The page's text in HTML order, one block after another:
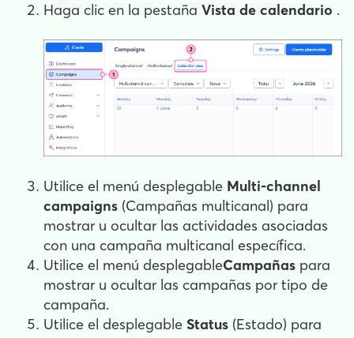
Haga clic en la pestaña Vista de calendario .
Utilice el menú desplegable Multi-channel
campaigns (Campañas multicanal) para
mostrar u ocultar las actividades asociadas
con una campaña multicanal específica.
Utilice el menú desplegableCampañas para
mostrar u ocultar las campañas por tipo de
campaña.
Utilice el desplegable Status (Estado) para